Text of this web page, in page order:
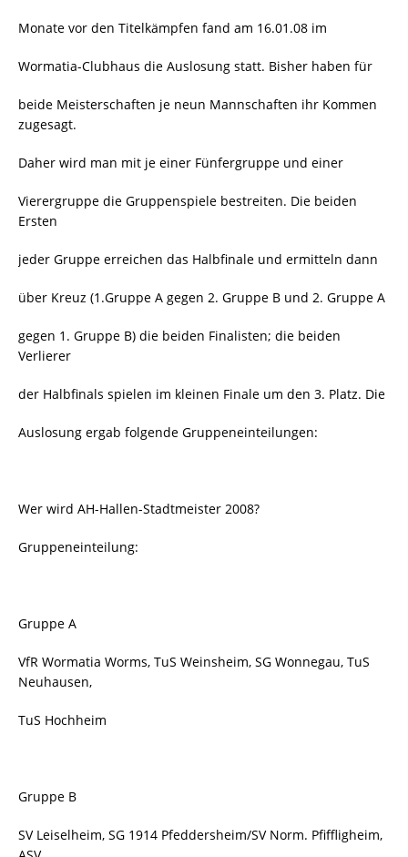
Monate vor den Titelkämpfen fand am 16.01.08 im
Wormatia-Clubhaus die Auslosung statt. Bisher haben für
beide Meisterschaften je neun Mannschaften ihr Kommen
zugesagt.
Daher wird man mit je einer Fünfergruppe und einer
Vierergruppe die Gruppenspiele bestreiten. Die beiden
Ersten
jeder Gruppe erreichen das Halbfinale und ermitteln dann
über Kreuz (1.Gruppe A gegen 2. Gruppe B und 2. Gruppe A
gegen 1. Gruppe B) die beiden Finalisten; die beiden
Verlierer
der Halbfinals spielen im kleinen Finale um den 3. Platz. Die
Auslosung ergab folgende Gruppeneinteilungen:
Wer wird AH-Hallen-Stadtmeister 2008?
Gruppeneinteilung:
Gruppe A
VfR Wormatia Worms, TuS Weinsheim, SG Wonnegau, TuS
Neuhausen,
TuS Hochheim
Gruppe B
SV Leiselheim, SG 1914 Pfeddersheim/SV Norm. Pfiffligheim,